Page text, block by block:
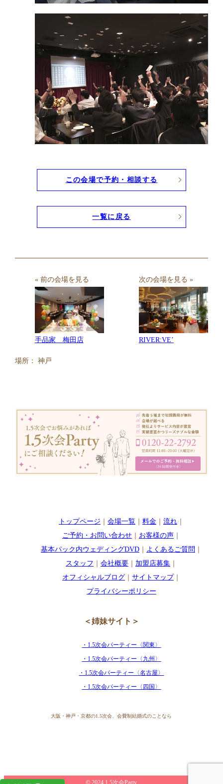
この会場で予約・相談する
一覧に戻る
« 前の会場を見る
手品家 梅田店
次の会場を見る »
RIVER:VE’
場所： 神戸
トップページ 会場一覧｜ 料金 流れ｜
ご予約・お問い合わせ｜ お客様の声｜
基本パック内ウェディングDVD｜ よくあるご質問
スタッフ
会社概要｜ 加盟店募集｜
オフィシャルブログ｜ サイトマップ｜
プライバシーポリシー
＜姉妹サイト＞
・1.5次会パーティー〈関東〉
・1.5次会パーティー〈九州〉
・1.5次会パーティー〈名古屋〉
・1.5次会パーティー〈四国〉
大阪・神戸・京都の1.5次会、会費制結婚式のことなら
© 2024 1.5次会Party.